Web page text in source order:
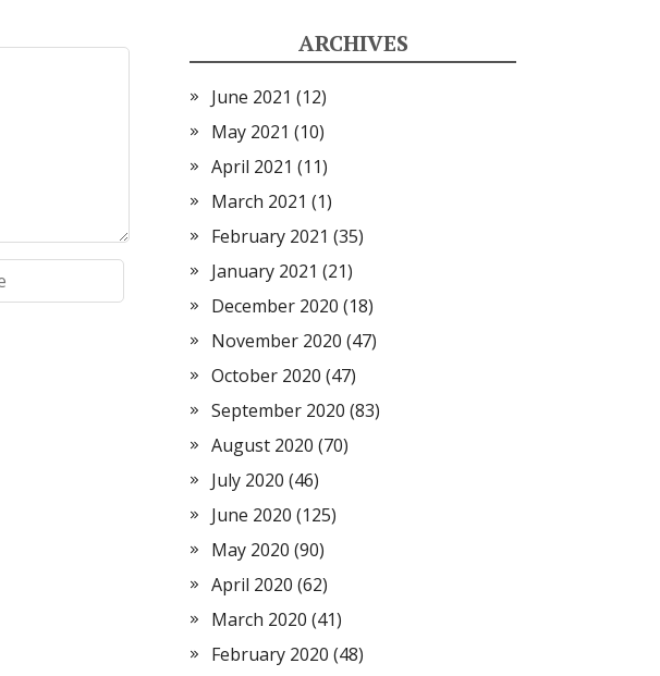
ARCHIVES
June 2021 (12)
May 2021 (10)
April 2021 (11)
March 2021 (1)
February 2021 (35)
January 2021 (21)
December 2020 (18)
November 2020 (47)
October 2020 (47)
September 2020 (83)
August 2020 (70)
July 2020 (46)
June 2020 (125)
May 2020 (90)
April 2020 (62)
March 2020 (41)
February 2020 (48)